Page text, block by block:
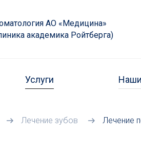
АО «Медицина»
академика Ройтберга)
Услуги
Лечение зубов Лечение